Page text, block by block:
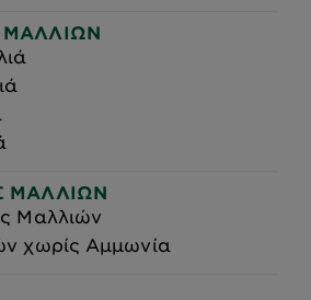
ΜΑΛΛΙΏΝ
ΜΑΛΛΙΏΝ
Μαλλιών
χωρίς Αμμωνία